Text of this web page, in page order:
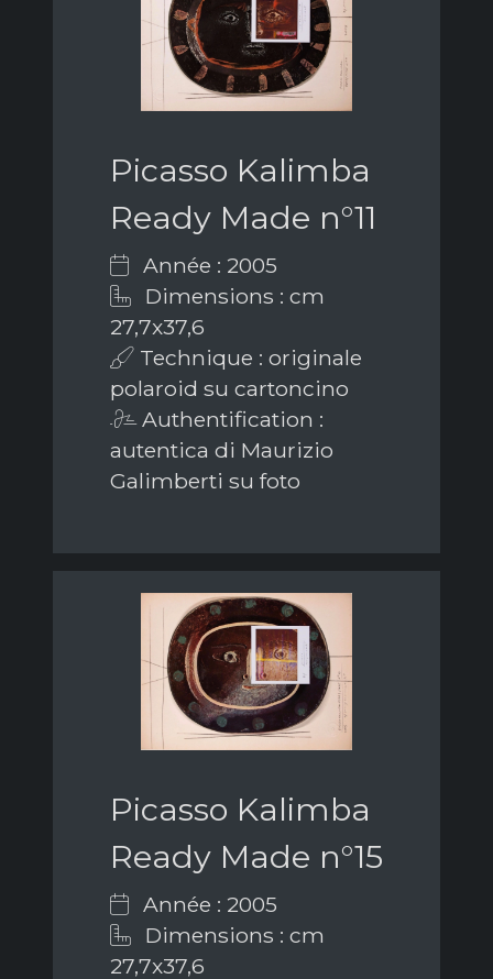
Picasso Kalimba
Ready Made n°11
Année : 2005
Dimensions : cm
27,7x37,6
Technique : originale
polaroid su cartoncino
Authentification :
autentica di Maurizio
Galimberti su foto
Picasso Kalimba
Ready Made n°15
Année : 2005
Dimensions : cm
27,7x37,6